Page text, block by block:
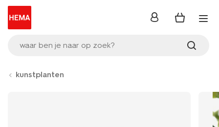
waar ben je naar op zoek?
inloggen
kunstplanten